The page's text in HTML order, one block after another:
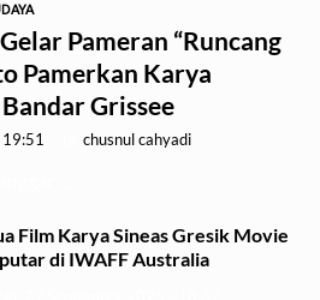
Pameran “Runcang
Pamerkan Karya
Grissee
chusnul cahyadi
Film Karya Sineas Gresik Movie
di IWAFF Australia